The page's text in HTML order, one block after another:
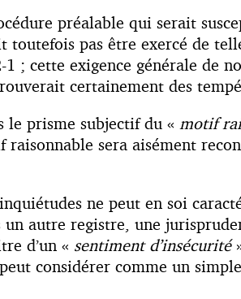
préalable qui serait
pas être exercé de
cette exigence générale de
certainement des
le prisme subjectif du « motif
sera aisément
ne peut en soi
autre registre, une
d’un « sentiment d’insécurité
considérer comme un